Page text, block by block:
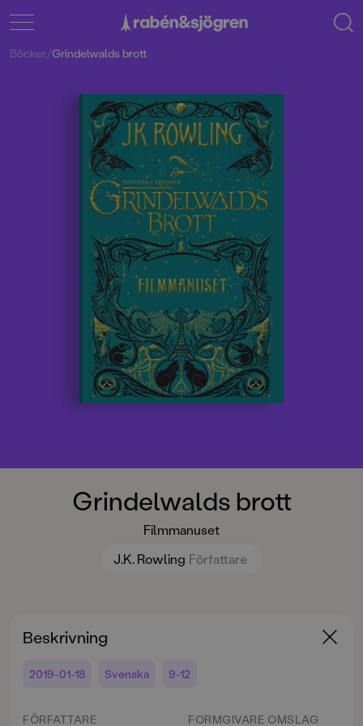
Grindelwalds brott
Filmmanuset
J.K. Rowling Författare
Böcker/Grindelwalds brott
Beskrivning
2019-01-18 Svenska 9-12
FÖRFATTARE FORMGIVARE OMSLAG